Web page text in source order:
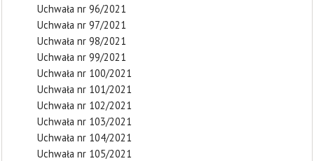
Uchwała nr 96/2021
Uchwała nr 97/2021
Uchwała nr 98/2021
Uchwała nr 99/2021
Uchwała nr 100/2021
Uchwała nr 101/2021
Uchwała nr 102/2021
Uchwała nr 103/2021
Uchwała nr 104/2021
Uchwała nr 105/2021